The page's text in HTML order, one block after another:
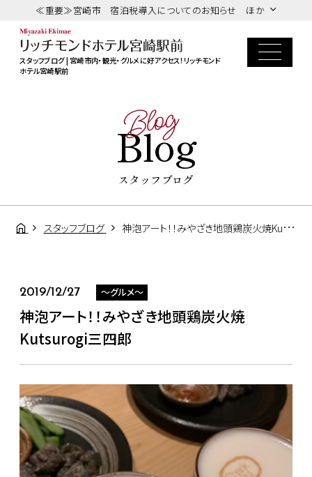
≪重要≫宮崎市 宿泊税導入についてのお知らせ ほか
スタッフブログ | 宮崎市内・観光・グルメに好アクセス！リッチモンド
ホテル宮崎駅前
Blog
Blog
スタッフブログ
スタッフブログ 神泡アート！！みやざき地頭鶏炭火焼Kutsurogi三四郎
2019/12/27 ～グルメ～
神泡アート！！みやざき地頭鶏炭火焼
Kutsurogi三四郎